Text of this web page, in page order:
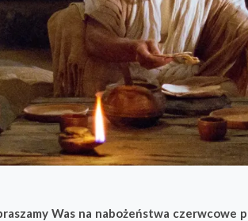
Was na nabożeństwa czerwcowe